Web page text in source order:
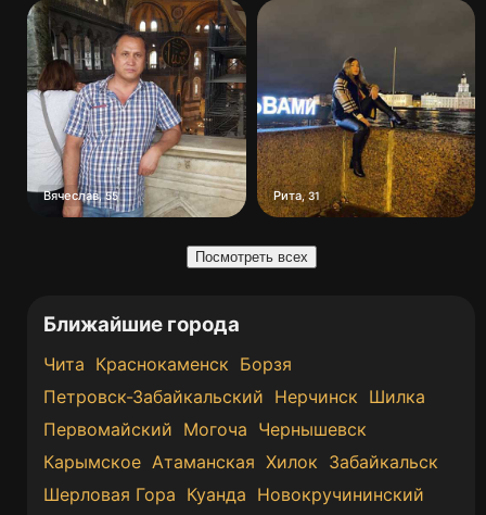
Вячеслав,55 Рита,31
Посмотреть всех
Ближайшие города
Чита Краснокаменск Борзя
Петровск-Забайкальский Нерчинск Шилка
Первомайский Могоча Чернышевск
Карымское Атаманская Хилок Забайкальск
Шерловая Гора Куанда Новокручининский